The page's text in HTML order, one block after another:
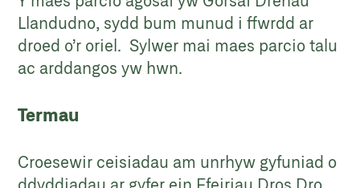
Llandudno, sydd bum munud i ffwrdd ar
droed o’r oriel. Sylwer mai maes parcio talu
ac arddangos yw hwn.
Termau
Croesewir ceisiadau am unrhyw gyfuniad o
ddyddiadau ar gyfer ein Ffeiriau Dros Dro.